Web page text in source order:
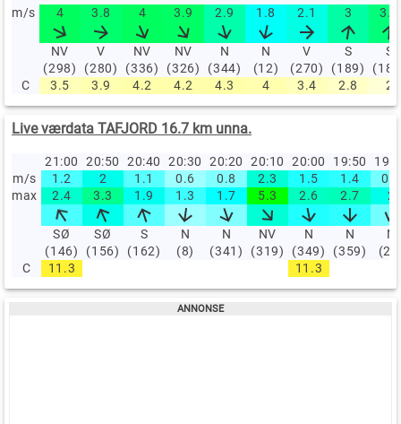
m/s
4 3.8 4 3.9 2.9 1.8 2.1 3 3.6
NV
(298)
V
(280)
NV
(336)
NV
(326)
N
(344)
N
(12)
V
(270)
S
(189)
S
C
3.5 3.9 4.2 4.2 4.3 4 3.4 2.8 2
Live værdata TAFJORD 16.7 km unna.
21:00 20:50 20:40 20:30 20:20 20:10 20:00 19:50
m/s
1.2 2 1.1 0.6 0.8 2.3 1.5 1.4
0.9
max
2.4 3.3 1.9 1.3 1.7 5.3 2.6 2.7 2
SØ
(146)
SØ
(156)
S
(162)
N
(8)
N
(341)
NV
(319)
N
(349)
N
(359)
N
C
11.3 11.3